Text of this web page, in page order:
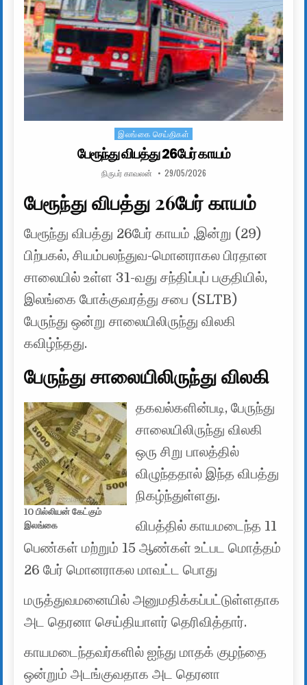
Posted in
இலங்கை செய்திகள்
பேரூந்து விபத்து 26பேர் காயம்
AUTHOR:
நிருபர் காவலன் PUBLISHED DATE:
29/05/2026
பேரூந்து விபத்து 26பேர் காயம்
பேரூந்து விபத்து 26பேர் காயம் ,இன்று (29)
பிற்பகல், சியம்பலந்துவ-மொனராகல பிரதான
சாலையில் உள்ள 31-வது சந்திப்புப் பகுதியில்,
இலங்கை போக்குவரத்து சபை (SLTB)
பேருந்து ஒன்று சாலையிலிருந்து விலகி
கவிழ்ந்தது.
பேருந்து சாலையிலிருந்து விலகி
10 பில்லியன் கேட்கும்
இலங்கை
தகவல்களின்படி, பேருந்து
சாலையிலிருந்து விலகி
ஒரு சிறு பாலத்தில்
விழுந்ததால் இந்த விபத்து
நிகழ்ந்துள்ளது.
விபத்தில் காயமடைந்த 11
பெண்கள் மற்றும் 15 ஆண்கள் உட்பட மொத்தம்
26 பேர் மொனராகல மாவட்ட பொது
மருத்துவமனையில் அனுமதிக்கப்பட்டுள்ளதாக
அட தெரனா செய்தியாளர் தெரிவித்தார்.
காயமடைந்தவர்களில் ஐந்து மாதக் குழந்தை
ஒன்றும் அடங்குவதாக அட தெரனா